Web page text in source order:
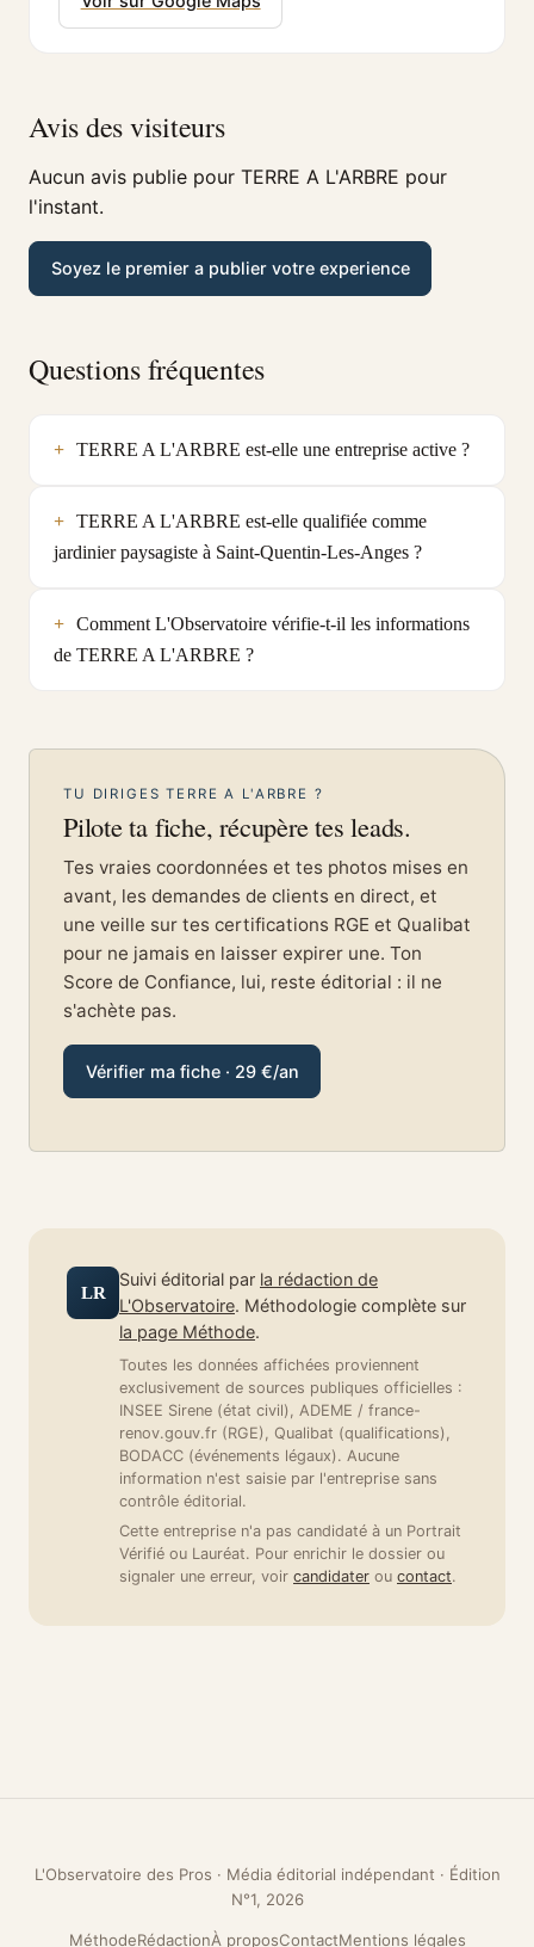
Avis des visiteurs
Aucun avis publie pour TERRE A L'ARBRE pour
l'instant.
Soyez le premier a publier votre experience
Questions fréquentes
TERRE A L'ARBRE est-elle une entreprise active ?
TERRE A L'ARBRE est-elle qualifiée comme
jardinier paysagiste à Saint-Quentin-Les-Anges ?
Comment L'Observatoire vérifie-t-il les informations
de TERRE A L'ARBRE ?
TU DIRIGES TERRE A L'ARBRE ?
Pilote ta fiche, récupère tes leads.
Tes vraies coordonnées et tes photos mises en
avant, les demandes de clients en direct, et
une veille sur tes certifications RGE et Qualibat
pour ne jamais en laisser expirer une. Ton
Score de Confiance, lui, reste éditorial : il ne
s'achète pas.
Vérifier ma fiche · 29 €/an
LR
Suivi éditorial par la rédaction de
L'Observatoire. Méthodologie complète sur
la page Méthode.
Toutes les données affichées proviennent
exclusivement de sources publiques officielles :
INSEE Sirene (état civil), ADEME / france-
renov.gouv.fr (RGE), Qualibat (qualifications),
BODACC (événements légaux). Aucune
information n'est saisie par l'entreprise sans
contrôle éditorial.
Cette entreprise n'a pas candidaté à un Portrait
Vérifié ou Lauréat. Pour enrichir le dossier ou
signaler une erreur, voir candidater ou contact.
L'Observatoire des Pros · Média éditorial indépendant · Édition
N°1, 2026
MéthodeRédactionÀ proposContactMentions légales